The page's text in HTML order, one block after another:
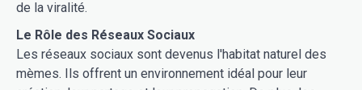
de la viralité.
Le Rôle des Réseaux Sociaux
Les réseaux sociaux sont devenus l'habitat naturel des
mèmes. Ils offrent un environnement idéal pour leur